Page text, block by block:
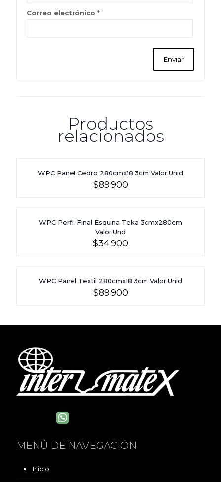
Correo electrónico *
Productos
relacionados
WPC Panel Cedro 280cmx18.3cm Valor:Unid
$89.900
WPC Perfil Final Esquina Teka 3cmx280cm
Valor:Und
$34.900
WPC Panel Textil 280cmx18.3cm Valor:Unid
$89.900
MENÚ DE NAVEGACIÓN
Inicio